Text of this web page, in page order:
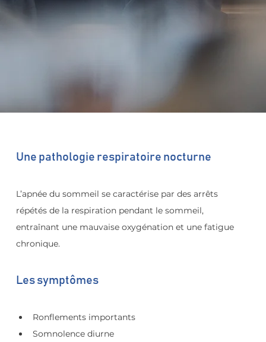
Une pathologie respiratoire nocturne
L’apnée du sommeil se caractérise par des arrêts
répétés de la respiration pendant le sommeil,
entraînant une mauvaise oxygénation et une fatigue
chronique.
Les symptômes
Ronflements importants
Somnolence diurne